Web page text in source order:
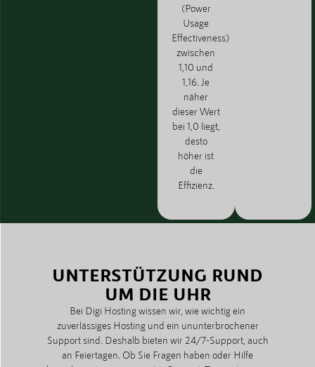
(Power
Usage
Effectiveness)
zwischen
1,10 und
1,16. Je
näher
dieser Wert
bei 1,0 liegt,
desto
höher ist
die
Effizienz.
UNTERSTÜTZUNG RUND
UM DIE UHR
Bei Digi Hosting wissen wir, wie wichtig ein
zuverlässiges Hosting und ein ununterbrochener
Support sind. Deshalb bieten wir 24/7-Support, auch
an Feiertagen. Ob Sie Fragen haben oder Hilfe